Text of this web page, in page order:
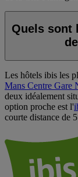
Quels sont
Les hôtels ibis les
Mans Centre Gare
deux idéalement
option proche est l'
courte distance de